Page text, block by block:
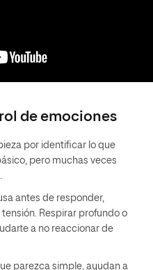
de emociones
por identificar lo que
pero muchas veces
antes de responder,
Respirar profundo o
a no reaccionar de
parezca simple, ayudan a